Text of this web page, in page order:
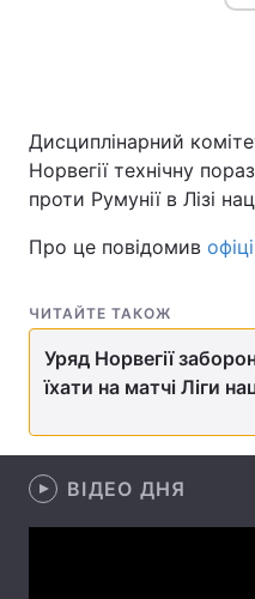
Головна
Спорт
Техно і зв'язок
Зброя
Здоров'я
Дисциплінарний
Норвегії технічну
проти Румунії в Лізі
Про це повідомив
ЧИТАЙТЕ ТАКОЖ
Уряд Норвегії
їхати на матчі Ліги
ВІДЕО ДНЯ